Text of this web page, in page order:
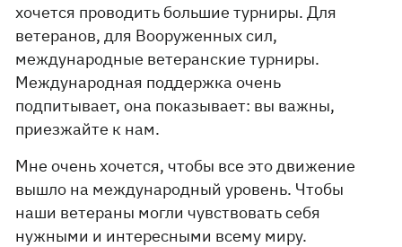
хочется проводить большие турниры. Для
ветеранов, для Вооруженных сил,
международные ветеранские турниры.
Международная поддержка очень
подпитывает, она показывает: вы важны,
приезжайте к нам.
Мне очень хочется, чтобы все это движение
вышло на международный уровень. Чтобы
наши ветераны могли чувствовать себя
нужными и интересными всему миру.